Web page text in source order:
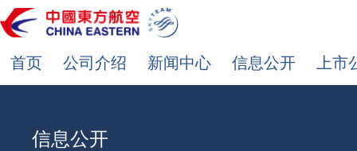
首页 公司介绍 新闻中心 信息公开 上市
信息公开